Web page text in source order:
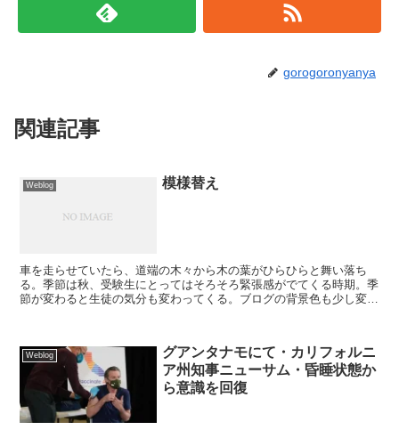
gorogoronyanya
関連記事
Weblog 模様替え
車を走らせていたら、道端の木々から木の葉がひらひらと舞い落ち
る。季節は秋、受験生にとってはそろそろ緊張感がでてくる時期。季
節が変わると生徒の気分も変わってくる。ブログの背景色も少し変え
Weblog
グアンタナモにて・カリフォルニ
ア州知事ニューサム・昏睡状態か
ら意識を回復